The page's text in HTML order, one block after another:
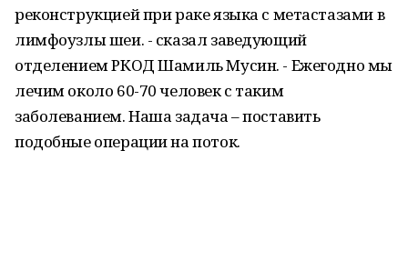
реконструкцией при раке языка с метастазами в
лимфоузлы шеи. - сказал заведующий
отделением РКОД Шамиль Мусин. - Ежегодно мы
лечим около 60-70 человек с таким
заболеванием. Наша задача – поставить
подобные операции на поток.